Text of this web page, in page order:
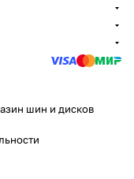
шин и дисков